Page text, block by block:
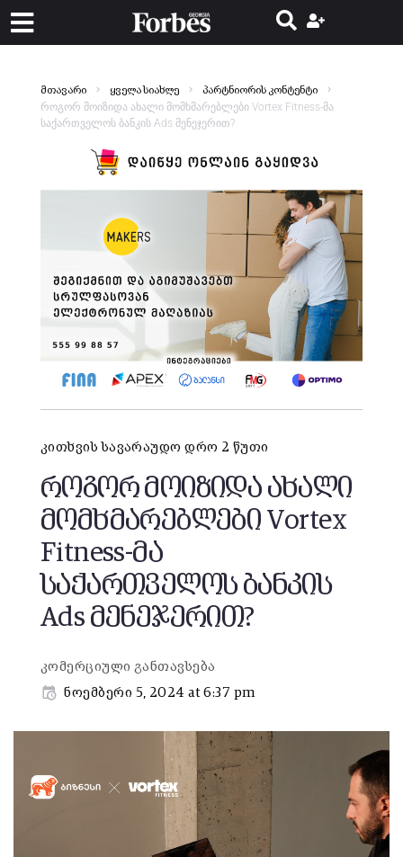
მთავარი ყველა სიახლე პარტნიორის კონტენტი
როგორ მოიზიდა ახალი მომხმარებლები Vortex Fitness-მა
საქართველოს ბანკის Ads მენეჯერით?
კითხვის სავარაუდო დრო 2 წუთი
როგორ მოიზიდა ახალი
მომხმარებლები Vortex
Fitness-მა
საქართველოს ბანკის
Ads მენეჯერით?
კომერციული განთავსება
ნოემბერი 5, 2024 at 6:37 pm